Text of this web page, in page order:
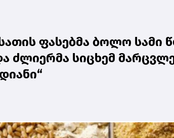
ფასებმა ბოლო სამი
ძლიერმა სიცხემ